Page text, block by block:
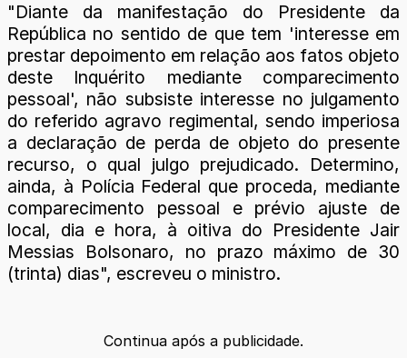
"Diante da manifestação do Presidente da
República no sentido de que tem 'interesse em
prestar depoimento em relação aos fatos objeto
deste Inquérito mediante comparecimento
pessoal', não subsiste interesse no julgamento
do referido agravo regimental, sendo imperiosa
a declaração de perda de objeto do presente
recurso, o qual julgo prejudicado. Determino,
ainda, à Polícia Federal que proceda, mediante
comparecimento pessoal e prévio ajuste de
local, dia e hora, à oitiva do Presidente Jair
Messias Bolsonaro, no prazo máximo de 30
(trinta) dias", escreveu o ministro.
Continua após a publicidade.